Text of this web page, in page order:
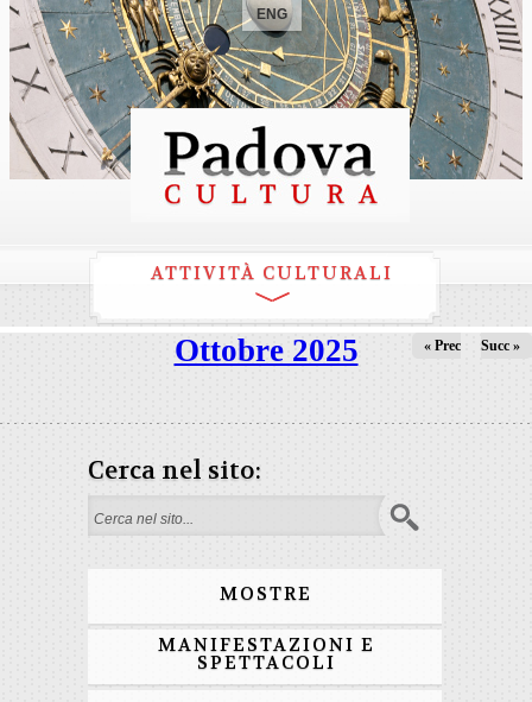
ENG
ATTIVITÀ CULTURALI
Ottobre 2025 « Prec Succ »
Cerca nel sito:
Form di ricerca
MOSTRE
MANIFESTAZIONI E
SPETTACOLI